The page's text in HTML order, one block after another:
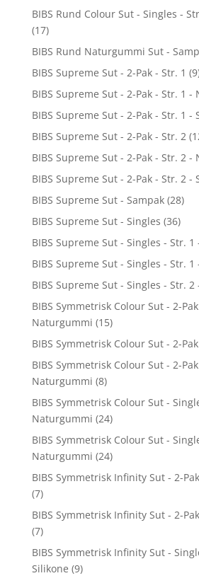
BIBS Rund Colour Sut - Singles -
(17)
BIBS Rund Naturgummi Sut -
BIBS Supreme Sut - 2-Pak - Str. 1
BIBS Supreme Sut - 2-Pak - Str. 1
BIBS Supreme Sut - 2-Pak - Str. 1 -
BIBS Supreme Sut - 2-Pak - Str. 2
BIBS Supreme Sut - 2-Pak - Str. 2
BIBS Supreme Sut - 2-Pak - Str. 2 -
BIBS Supreme Sut - Sampak (28)
BIBS Supreme Sut - Singles (36)
BIBS Supreme Sut - Singles - Str.
BIBS Supreme Sut - Singles - Str. 1
BIBS Supreme Sut - Singles - Str.
BIBS Symmetrisk Colour Sut - 2-
Naturgummi (15)
BIBS Symmetrisk Colour Sut - 2-
BIBS Symmetrisk Colour Sut - 2-
Naturgummi (8)
BIBS Symmetrisk Colour Sut -
Naturgummi (24)
BIBS Symmetrisk Colour Sut -
Naturgummi (24)
BIBS Symmetrisk Infinity Sut - 2-
(7)
BIBS Symmetrisk Infinity Sut - 2-
(7)
BIBS Symmetrisk Infinity Sut -
Silikone (9)